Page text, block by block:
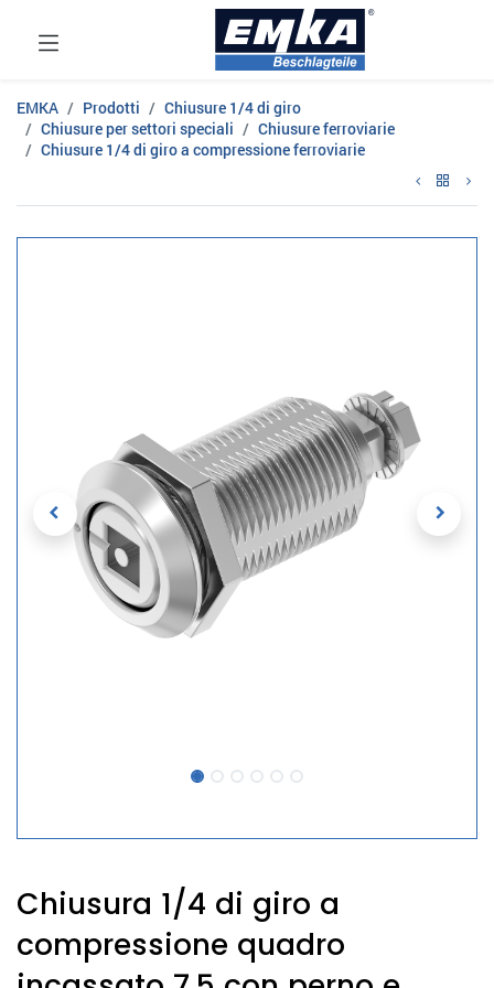
EMKA Prodotti
Chiusure 1/4 di giro
Chiusure per settori speciali
Chiusure ferroviarie
Chiusure 1/4 di giro a compressione ferroviarie
Chiusura 1/4 di giro a
compressione quadro